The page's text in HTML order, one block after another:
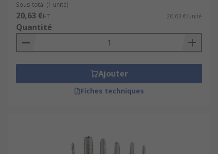
Sous-total (1 unité)
20,63 €HT 20,63 €/unité
Quantité
Ajouter
Fiches techniques